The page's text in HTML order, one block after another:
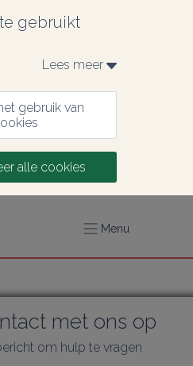
gebruikt
Lees meer
gebruik van
alle cookies
Menu
met ons op
om hulp te vragen